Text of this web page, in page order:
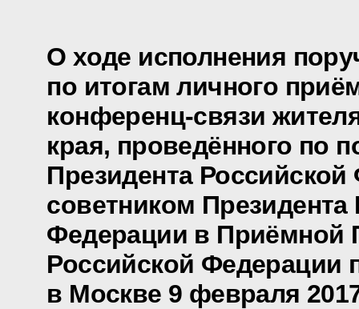
О ходе исполнения
по итогам личного
конференц-связи
края, проведённого по
Президента
советником Президента
Федерации в Приёмной
Российской Федерации
в Москве 9 февраля